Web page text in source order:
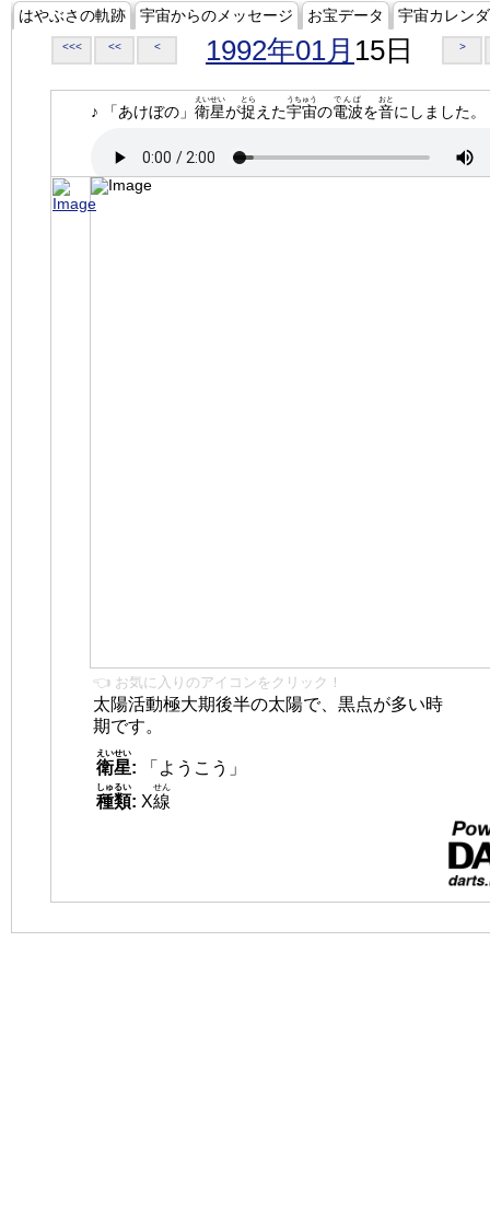
はやぶさの軌跡 宇宙からのメッセージ お宝データ 宇宙カレン
<<< << < 1992年01月 15日 >
♪ 「あけぼの」 衛星
えいせい
が捉
とら
えた宇宙
うちゅう
の電波
でんぱ
を音
おと
にしました。
👈 お気に入りのアイコンをクリック！
太陽活動極大期後半の太陽で、黒点が多い時
期です。
衛星
えいせい
:
「ようこう」
種類
しゅるい
: X線
せん